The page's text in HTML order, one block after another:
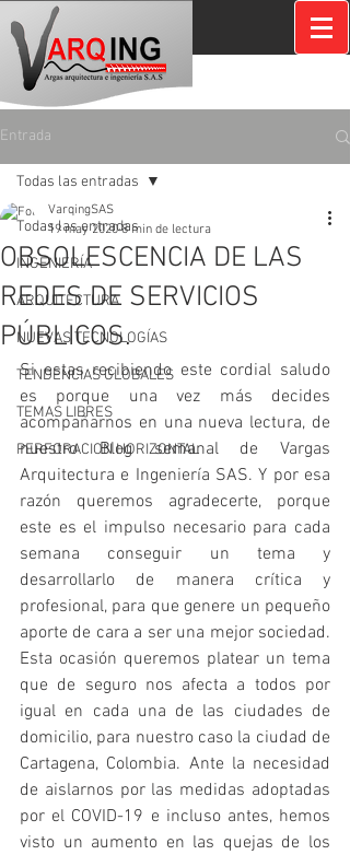
Entrada
Todas las entradas
INGENIERÍA
ARQUITECTURA
NUEVAS TECNOLOGÍAS
TENDENCIAS GLOBALES
TEMAS LIBRES
PERFORACION HORIZONTAL
Todas las entradas
OBSOLESCENCIA DE LAS
REDES DE SERVICIOS
PÚBLICOS.
VarqingSAS
19 may 2020 8 min de lectura
Si estas recibiendo este cordial saludo
es porque una vez más decides
acompañarnos en una nueva lectura, de
nuestro Blog semanal de Vargas
Arquitectura e Ingeniería SAS. Y por esa
razón queremos agradecerte, porque
este es el impulso necesario para cada
semana conseguir un tema y
desarrollarlo de manera crítica y
profesional, para que genere un pequeño
aporte de cara a ser una mejor sociedad.
Esta ocasión queremos platear un tema
que de seguro nos afecta a todos por
igual en cada una de las ciudades de
domicilio, para nuestro caso la ciudad de
Cartagena, Colombia. Ante la necesidad
de aislarnos por las medidas adoptadas
por el COVID-19 e incluso antes, hemos
visto un aumento en las quejas de los